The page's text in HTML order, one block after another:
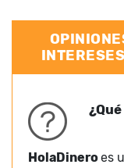
HolaDineroes